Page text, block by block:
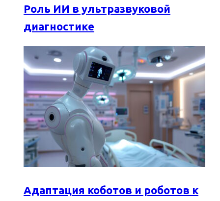
Роль ИИ в ультразвуковой
диагностике
Адаптация коботов и роботов к